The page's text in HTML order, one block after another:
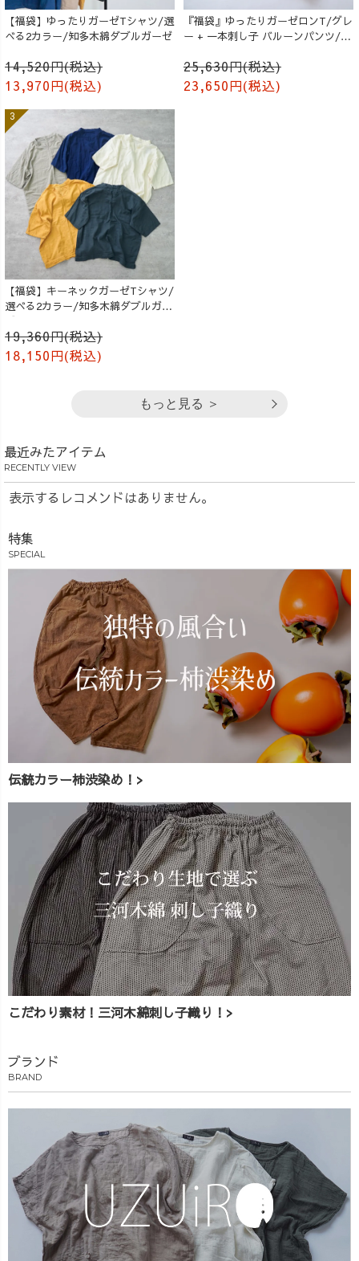
【福袋】ゆったりガーゼTシャツ/選
べる2カラー/知多木綿ダブルガーゼ
14,520円(税込)
13,970円(税込)
『福袋』ゆったりガーゼロンT/グレ
ー + 一本刺し子 バルーンパンツ/生
25,630円(税込)
23,650円(税込)
【福袋】キーネックガーゼTシャツ/
選べる2カラー/知多木綿ダブルガー
ゼ
19,360円(税込)
18,150円(税込)
もっと見る ＞
最近みたアイテム
RECENTLY VIEW
表示するレコメンドはありません。
特集
SPECIAL
伝統カラー柿渋染め！>
こだわり素材！三河木綿刺し子織り！>
ブランド
BRAND